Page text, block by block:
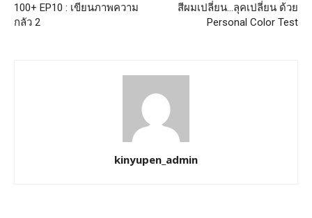
100+ EP10 : เขียนภาพความ
กลัว 2
สีผมเปลี่ยน…ลุคเปลี่ยน ด้วย
Personal Color Test
kinyupen_admin